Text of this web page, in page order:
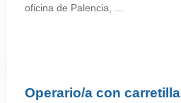
oficina de Palencia, ...
Operario/a con carretilla